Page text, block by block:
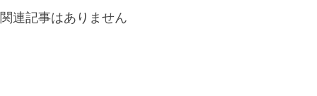
関連記事はありません